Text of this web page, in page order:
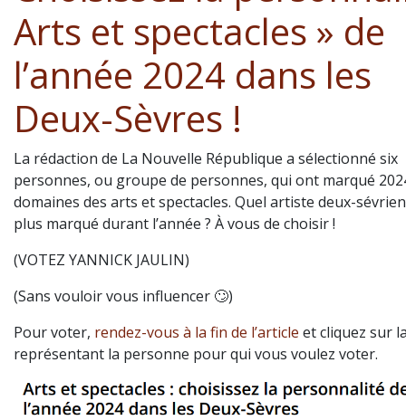
Arts et spectacles » de
l’année 2024 dans les
Deux-Sèvres !
La rédaction de La Nouvelle République a sélectionné six
personnes, ou groupe de personnes, qui ont marqué
domaines des arts et spectacles. Quel artiste deux-
plus marqué durant l’année ? À vous de choisir !
(VOTEZ YANNICK JAULIN)
(Sans vouloir vous influencer 🙄)
Pour voter, rendez-vous à la fin de l’article et cliquez sur
représentant la personne pour qui vous voulez voter.